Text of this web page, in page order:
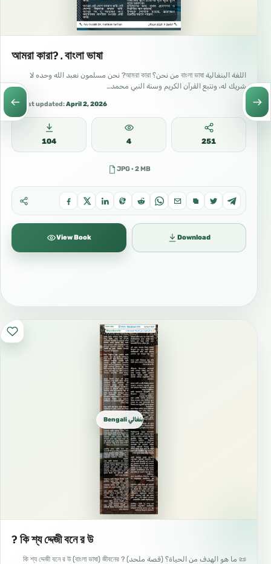
আমরা কারা? ـ বাংলা ভাষা
اللغة البنغالية বাংলা ভাষা من نحن؟ আমরা কারা? نحن مسلمون نعبد الله وحده لا
شريك له، ونتبع القرآن الكريم وسنة النبي محمد…
Last updated:April 2, 2026
104 4 251
JPG · 2 MB
View Book Download
Bengali بنغالي বাংলা
? কি শ্য দ্দেজী বনে র উ
📜 ما هو الهدف من الحياة؟ (قصة ملحد) ? কি শ্য দ্দেজী বনে র উ (বাংলা ভাষা) জীবনের